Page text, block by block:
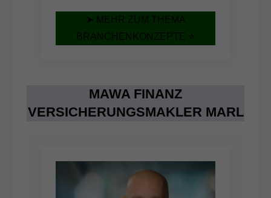
➤ MEHR ZUM THEMA
BRANCHENKONZEPTE ⭐
MAWA FINANZ
VERSICHERUNGSMAKLER MARL